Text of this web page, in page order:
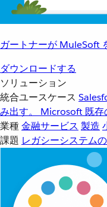
ガートナーが MuleSoft
ダウンロードする
ソリューション
統合ユースケース
み出す。
Microsoft 既存
業種金融サービス 製造
課題 レガシーシステム